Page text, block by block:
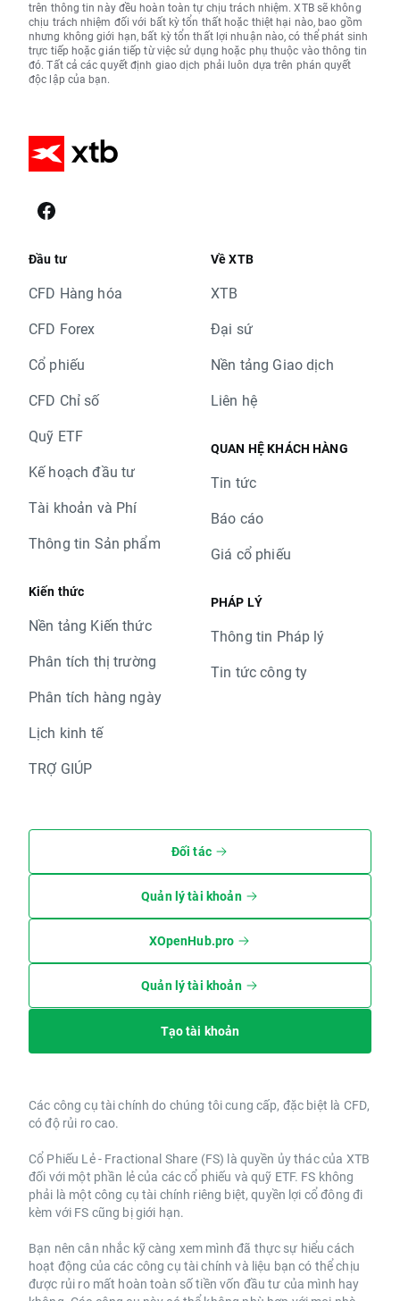
trên thông tin này đều hoàn toàn tự chịu trách nhiệm. XTB sẽ không
chịu trách nhiệm đối với bất kỳ tổn thất hoặc thiệt hại nào, bao gồm
nhưng không giới hạn, bất kỳ tổn thất lợi nhuận nào, có thể phát sinh
trực tiếp hoặc gián tiếp từ việc sử dụng hoặc phụ thuộc vào thông tin
đó. Tất cả các quyết định giao dịch phải luôn dựa trên phán quyết
độc lập của bạn.
Đầu tư
CFD Hàng hóa
CFD Forex
Cổ phiếu
CFD Chỉ số
Quỹ ETF
Kế hoạch đầu tư
Tài khoản và Phí
Thông tin Sản phẩm
Kiến thức
Nền tảng Kiến thức
Phân tích thị trường
Phân tích hàng ngày
Lịch kinh tế
TRỢ GIÚP
Về XTB
XTB
Đại sứ
Nền tảng Giao dịch
Liên hệ
QUAN HỆ KHÁCH HÀNG
Tin tức
Báo cáo
Giá cổ phiếu
PHÁP LÝ
Thông tin Pháp lý
Tin tức công ty
Đối tác
Quản lý tài khoản
XOpenHub.pro
Quản lý tài khoản
Tạo tài khoản
Các công cụ tài chính do chúng tôi cung cấp, đặc biệt là CFD,
có độ rủi ro cao.
Cổ Phiếu Lẻ - Fractional Share (FS) là quyền ủy thác của XTB
đối với một phần lẻ của các cổ phiếu và quỹ ETF. FS không
phải là một công cụ tài chính riêng biệt, quyền lợi cổ đông đi
kèm với FS cũng bị giới hạn.
Bạn nên cân nhắc kỹ càng xem mình đã thực sự hiểu cách
hoạt động của các công cụ tài chính và liệu bạn có thể chịu
được rủi ro mất hoàn toàn số tiền vốn đầu tư của mình hay